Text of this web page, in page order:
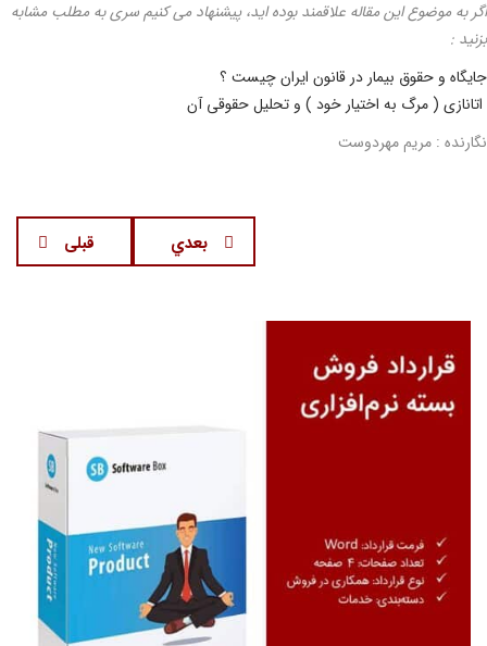
اگر به موضوع این مقاله علاقمند بوده اید، پیشنهاد می کنیم سری به مطلب مشابه
بزنید :
جایگاه و حقوق بیمار در قانون ایران چیست ؟
اتانازی ( مرگ به اختیار خود ) و تحلیل حقوقی آن
نگارنده : مریم مهردوست
قبلی بعدي